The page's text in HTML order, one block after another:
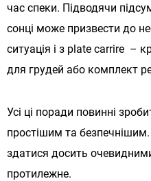
час спеки. Підводячи
сонці може призвести до
ситуація і з plate carrire –
для грудей або комплект
Усі ці поради повинні
простішим та
здатися досить
протилежне.